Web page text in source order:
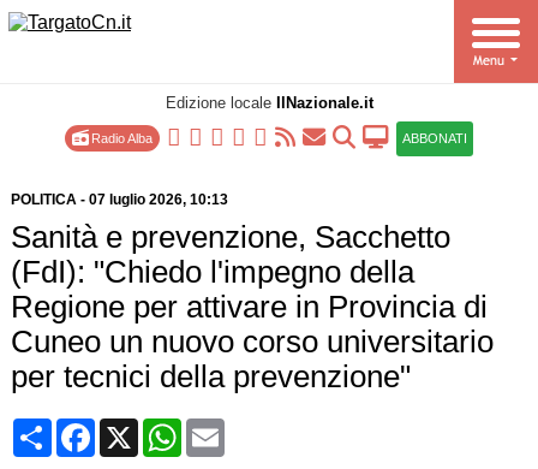
Edizione locale IlNazionale.it
Radio Alba ABBONATI
POLITICA- 07 luglio 2026, 10:13
Sanità e prevenzione, Sacchetto
(FdI): "Chiedo l'impegno della
Regione per attivare in Provincia di
Cuneo un nuovo corso universitario
per tecnici della prevenzione"
CondividiFacebook
X WhatsApp
Email